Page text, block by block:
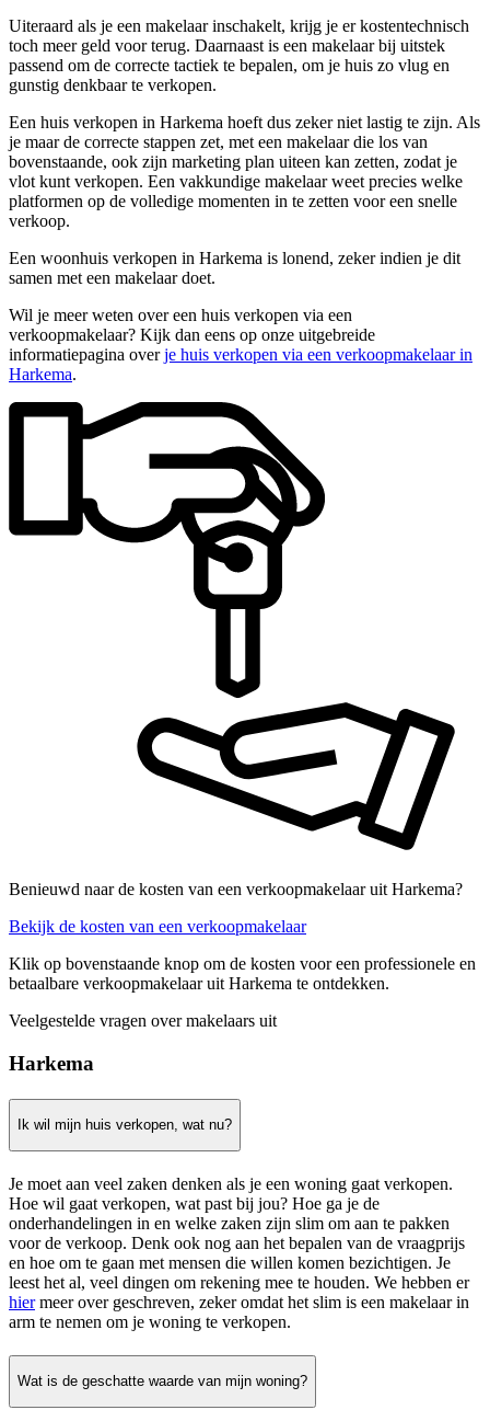
Uiteraard als je een makelaar inschakelt, krijg je er kostentechnisch
toch meer geld voor terug. Daarnaast is een makelaar bij uitstek
passend om de correcte tactiek te bepalen, om je huis zo vlug en
gunstig denkbaar te verkopen.
Een huis verkopen in Harkema hoeft dus zeker niet lastig te zijn. Als
je maar de correcte stappen zet, met een makelaar die los van
bovenstaande, ook zijn marketing plan uiteen kan zetten, zodat je
vlot kunt verkopen. Een vakkundige makelaar weet precies welke
platformen op de volledige momenten in te zetten voor een snelle
verkoop.
Een woonhuis verkopen in Harkema is lonend, zeker indien je dit
samen met een makelaar doet.
Wil je meer weten over een huis verkopen via een
verkoopmakelaar? Kijk dan eens op onze uitgebreide
informatiepagina overje huis verkopen via een verkoopmakelaar in
Harkema.
Benieuwd naar de kosten van een verkoopmakelaar uit Harkema?
Bekijk de kosten van een verkoopmakelaar
Klik op bovenstaande knop om de kosten voor een professionele en
betaalbare verkoopmakelaar uit Harkema te ontdekken.
Veelgestelde vragen over makelaars uit
Harkema
Ik wil mijn huis verkopen, wat nu?
Je moet aan veel zaken denken als je een woning gaat verkopen.
Hoe wil gaat verkopen, wat past bij jou? Hoe ga je de
onderhandelingen in en welke zaken zijn slim om aan te pakken
voor de verkoop. Denk ook nog aan het bepalen van de vraagprijs
en hoe om te gaan met mensen die willen komen bezichtigen. Je
leest het al, veel dingen om rekening mee te houden. We hebben er
hiermeer over geschreven, zeker omdat het slim is een makelaar in
arm te nemen om je woning te verkopen.
Wat is de geschatte waarde van mijn woning?